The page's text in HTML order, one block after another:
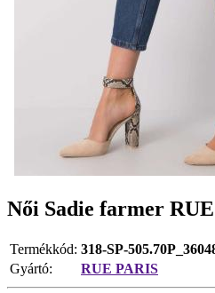
Női Sadie farmer
Termékkód: 318-SP-
Gyártó:
RUE PARIS